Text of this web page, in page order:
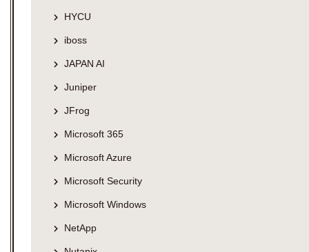
HYCU
iboss
JAPAN AI
Juniper
JFrog
Microsoft 365
Microsoft Azure
Microsoft Security
Microsoft Windows
NetApp